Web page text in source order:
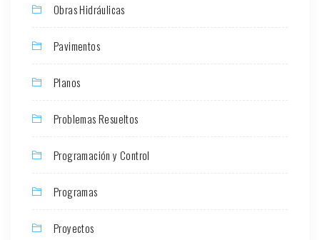
Obras Hidráulicas
Pavimentos
Planos
Problemas Resueltos
Programación y Control
Programas
Proyectos